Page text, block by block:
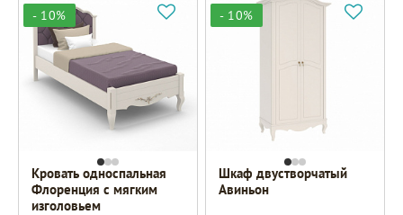
- 10%
Кровать односпальная
Флоренция с мягким
изголовьем
- 10%
Шкаф двустворчатый
Авиньон